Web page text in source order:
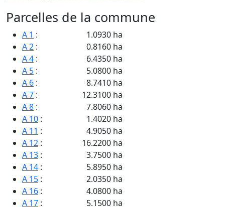
Parcelles de la commune
A 1 :
1.0930 ha
A 2 :
0.8160 ha
A 4 :
6.4350 ha
A 5 :
5.0800 ha
A 6 :
8.7410 ha
A 7 :
12.3100 ha
A 8 :
7.8060 ha
A 10 :
1.4020 ha
A 11 :
4.9050 ha
A 12 :
16.2200 ha
A 13 :
3.7500 ha
A 14 :
5.8950 ha
A 15 :
2.0350 ha
A 16 :
4.0800 ha
A 17 : 5.1500 ha